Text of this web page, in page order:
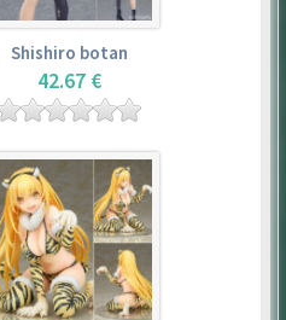
Shishiro botan
42.67 €